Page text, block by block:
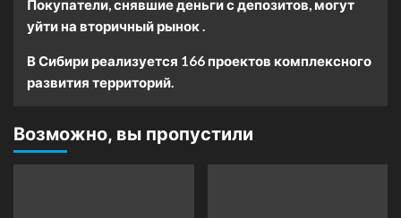
Покупатели, снявшие деньги с депозитов, могут
уйти на вторичный рынок .
В Сибири реализуется 166 проектов комплексного
развития территорий.
Возможно, вы пропустили